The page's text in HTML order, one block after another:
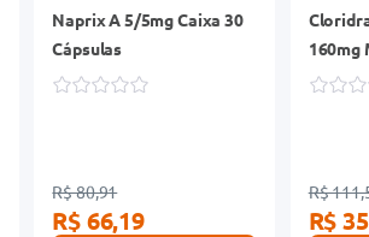
Naprix A 5/5mg Caixa 30
Cápsulas
R$ 80,91
R$ 66,19
160mg
Caixa
R$
R$